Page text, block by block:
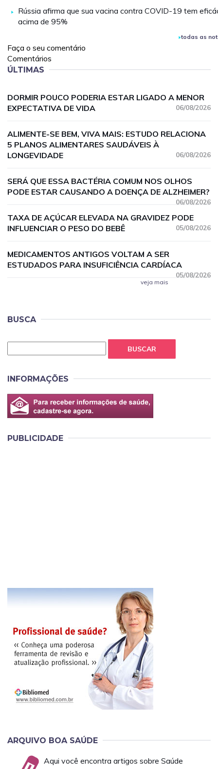
Rússia afirma que sua vacina contra COVID-19 tem
acima de 95%
todas as
Faça o seu comentário
Comentários
ÚLTIMAS
DORMIR POUCO PODERIA ESTAR LIGADO A MENOR
EXPECTATIVA DE VIDA
06/08/2026
ALIMENTE-SE BEM, VIVA MAIS: ESTUDO RELACIONA
5 PLANOS ALIMENTARES SAUDÁVEIS À
LONGEVIDADE
06/08/2026
SERÁ QUE ESSA BACTÉRIA COMUM NOS OLHOS
PODE ESTAR CAUSANDO A DOENÇA DE ALZHEIMER?
06/08/2026
TAXA DE AÇÚCAR ELEVADA NA GRAVIDEZ PODE
INFLUENCIAR O PESO DO BEBÊ
05/08/2026
MEDICAMENTOS ANTIGOS VOLTAM A SER
ESTUDADOS PARA INSUFICIÊNCIA CARDÍACA
05/08/2026
veja mais
BUSCA
BUSCAR
INFORMAÇÕES
PUBLICIDADE
ARQUIVO BOA SAÚDE
Aqui você encontra artigos sobre Saúde